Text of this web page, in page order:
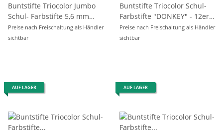
Buntstifte Triocolor Jumbo
Schul- Farbstifte 5,6 mm
Mine 24er Pack
Preise nach Freischaltung als Händler
sichtbar
Buntstifte Triocolor Schul-
Farbstifte "DONKEY" - 12er
Pack
Preise nach Freischaltung als Händler
sichtbar
AUF LAGER AUF LAGER